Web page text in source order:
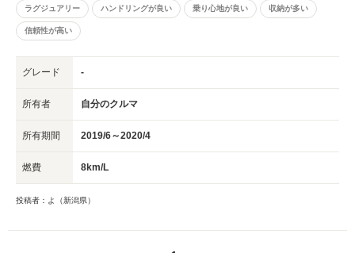
ラグジュアリー ハンドリングが良い 乗り心地が良い 収納が多い
信頼性が高い
グレード -
所有者 自分のクルマ
所有期間 2019/6～2020/4
燃費 8km/L
投稿者：よ（新潟県）